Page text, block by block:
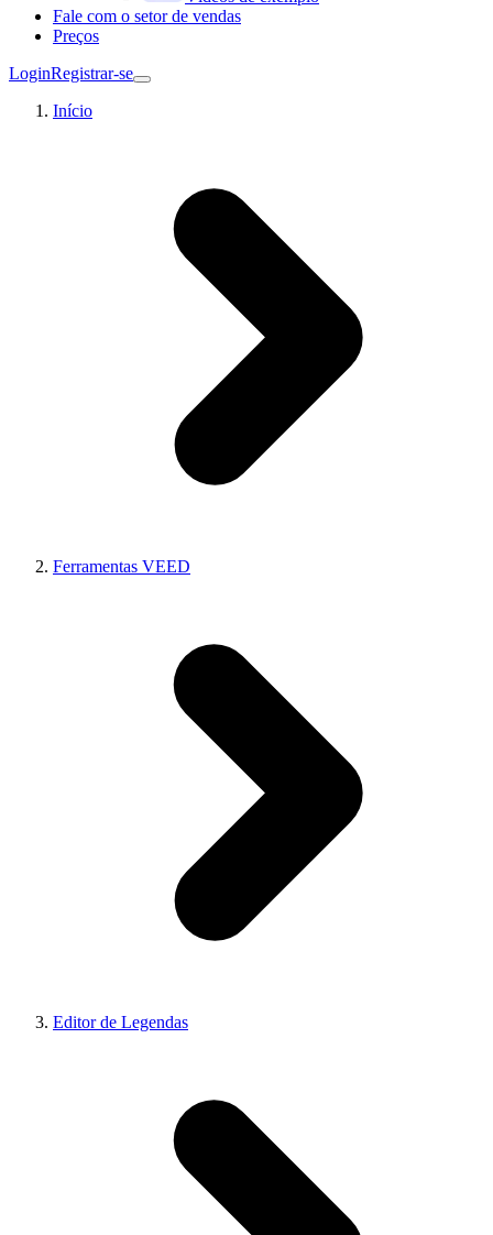
Fale com o setor de vendas
Preços
LoginRegistrar-se
Início
Ferramentas VEED
Editor de Legendas